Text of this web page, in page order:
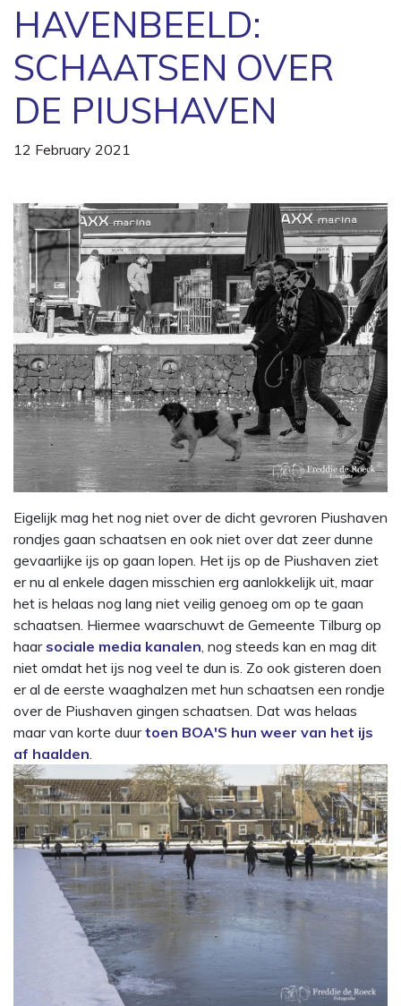
HAVENBEELD:
SCHAATSEN OVER
DE PIUSHAVEN
12 February 2021
Eigelijk mag het nog niet over de dicht gevroren Piushaven
rondjes gaan schaatsen en ook niet over dat zeer dunne
gevaarlijke ijs op gaan lopen. Het ijs op de Piushaven ziet
er nu al enkele dagen misschien erg aanlokkelijk uit, maar
het is helaas nog lang niet veilig genoeg om op te gaan
schaatsen. Hiermee waarschuwt de Gemeente Tilburg op
haar sociale media kanalen , nog steeds kan en mag dit
niet omdat het ijs nog veel te dun is. Zo ook gisteren doen
er al de eerste waaghalzen met hun schaatsen een rondje
over de Piushaven gingen schaatsen. Dat was helaas
maar van korte duurtoen BOA'S hun weer van het ijs
af haalden